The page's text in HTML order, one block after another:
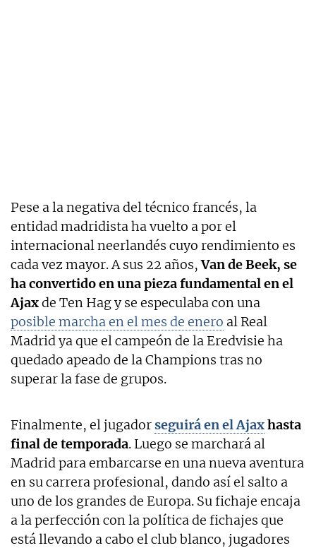
Pese a la negativa del técnico francés, la
entidad madridista ha vuelto a por el
internacional neerlandés cuyo rendimiento es
cada vez mayor. A sus 22 años,Van de Beek, se
ha convertido en una pieza fundamental en el
Ajaxde Ten Hag y se especulaba con una
posible marcha en el mes de enero al Real
Madrid ya que el campeón de la Eredvisie ha
quedado apeado de la Champions tras no
superar la fase de grupos.
Finalmente, el jugador seguirá en el Ajaxhasta
final de temporada. Luego se marchará al
Madrid para embarcarse en una nueva aventura
en su carrera profesional, dando así el salto a
uno de los grandes de Europa. Su fichaje encaja
a la perfección con la política de fichajes que
está llevando a cabo el club blanco, jugadores